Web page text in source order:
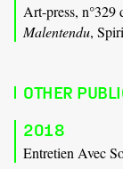
Art-press, n°329
Malentendu,
OTHER
2018
Entretien Avec